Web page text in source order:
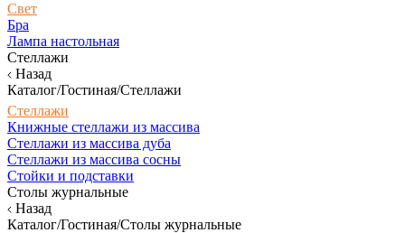
Свет
Бра
Лампа настольная
Стеллажи
Назад
Каталог/Гостиная/Стеллажи
Стеллажи
Книжные стеллажи из массива
Стеллажи из массива дуба
Стеллажи из массива сосны
Стойки и подставки
Столы журнальные
Назад
Каталог/Гостиная/Столы журнальные